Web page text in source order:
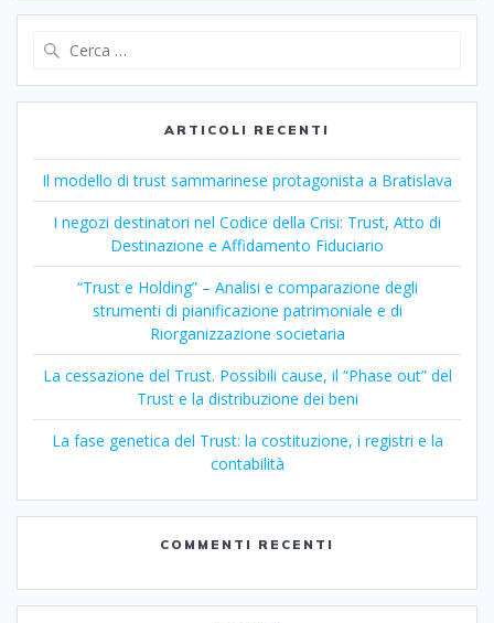
ARTICOLI RECENTI
Il modello di trust sammarinese protagonista a Bratislava
I negozi destinatori nel Codice della Crisi: Trust, Atto di
Destinazione e Affidamento Fiduciario
“Trust e Holding” – Analisi e comparazione degli
strumenti di pianificazione patrimoniale e di
Riorganizzazione societaria
La cessazione del Trust. Possibili cause, il “Phase out” del
Trust e la distribuzione dei beni
La fase genetica del Trust: la costituzione, i registri e la
contabilità
COMMENTI RECENTI